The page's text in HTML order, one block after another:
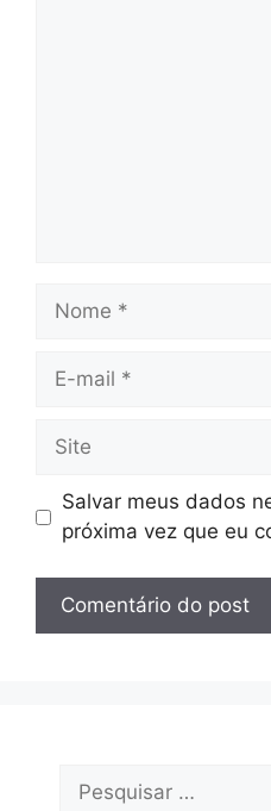
Nome
Site
Salvar meus dados
próxima vez que eu